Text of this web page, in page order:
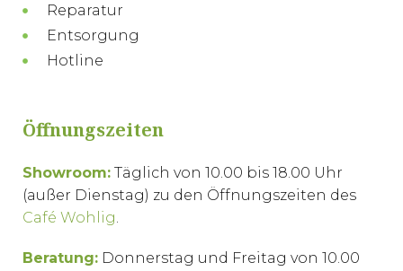
Reparatur
Entsorgung
Hotline
Öffnungszeiten
Showroom: Täglich von 10.00 bis 18.00 Uhr
(außer Dienstag) zu den Öffnungszeiten des
Café Wohlig.
Beratung: Donnerstag und Freitag von 10.00